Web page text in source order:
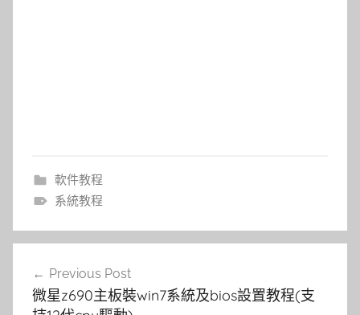
軟件教程
系統教程
Previous Post
微星z690主板裝win7系統及bios設置教程(支